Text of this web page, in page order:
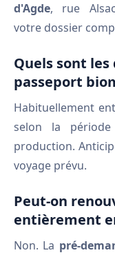
d'Agde, rue
votre dossier
Quels sont
passeport
Habituellement
selon la
production.
voyage prévu.
Peut-on
entièrement
Non. La pré-